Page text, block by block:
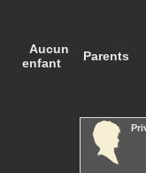
Aucun
enfant
Parents